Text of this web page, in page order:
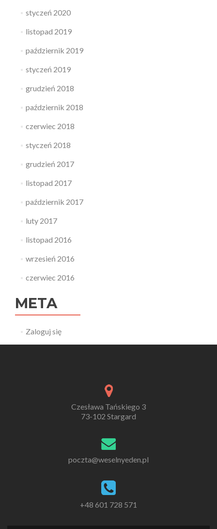
styczeń 2020
listopad 2019
październik 2019
styczeń 2019
grudzień 2018
październik 2018
czerwiec 2018
styczeń 2018
grudzień 2017
listopad 2017
październik 2017
luty 2017
listopad 2016
wrzesień 2016
czerwiec 2016
META
Zaloguj się
Czesława Tańskiego 3
73-102 Stargard
poczta@weselnyeden.pl
+48 601 728 571